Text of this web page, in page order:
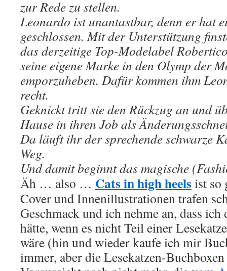
zur Rede zu stellen.
Leonardo ist unantastbar, denn er hat
geschlossen. Mit der Unterstützung
das derzeitige Top-Modelabel
seine eigene Marke in den Olymp der
emporzuheben. Dafür kommen ihm
recht.
Geknickt tritt sie den Rückzug an und
Hause in ihren Job als
Da läuft ihr der sprechende schwarze
Weg.
Und damit beginnt das magische
Äh … also … Cats in high heelsist so
Cover und Innenillustrationen trafen
Geschmack und ich nehme an, dass
hätte, wenn es nicht Teil einer
wäre (hin und wieder kaufe ich mir
immer, aber die Lesekatzen-